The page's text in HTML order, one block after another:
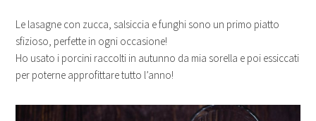
Le lasagne con zucca, salsiccia e funghi sono un primo piatto
sfizioso, perfette in ogni occasione!
Ho usato i porcini raccolti in autunno da mia sorella e poi essiccati
per poterne approfittare tutto l’anno!